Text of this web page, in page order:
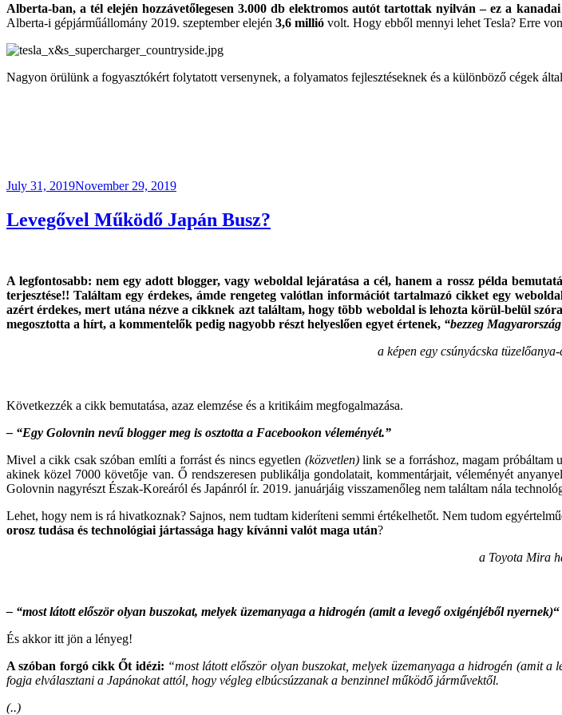
Alberta-ban, a tél elején hozzávetőlegesen 3.000 db elektromos autót tartottak nyilván – ez a
Alberta-i gépjárműállomány 2019. szeptember elején 3,6 millió volt. Hogy ebből mennyi lehet Tesla? Erre
Nagyon örülünk a fogyasztókért folytatott versenynek, a folyamatos fejlesztéseknek és a különböző cégek
Posted
July 31, 2019November 29, 2019
Levegővel Működő Japán Busz?
A legfontosabb: nem egy adott blogger, vagy weboldal lejáratása a cél, hanem a rossz példa
terjesztése!! Találtamegy érdekes, ámde rengeteg valótlan információt tartalmazó cikket egy
azért érdekes, mert utána nézve a cikknek azt találtam, hogy több weboldal is lehozta körül-belül
megosztotta a hírt, a kommentelők pedig nagyobb részt helyeslően egyet értenek, “bezzeg
a képen egy csúnyácska
Következzék a cikk bemutatása, azaz elemzése és a kritikáim megfogalmazása.
– “Egy Golovnin nevű blogger meg is osztotta a Facebookon véleményét.”
Mivel a cikk csak szóban említi a forrást és nincs egyetlen (közvetlen)link se a forráshoz, magam próbáltam
akinek közel 7000 követője van. Ő rendszeresen publikálja gondolatait, kommentárjait, véleményét
Golovnin nagyrészt Észak-Koreáról és Japánról ír. 2019. januárjáig visszamenőleg nem találtam nála
Lehet, hogy nem is rá hivatkoznak? Sajnos, nem tudtam kideríteni semmi értékelhetőt. Nem tudom
orosz tudása és technológiai jártassága hagy kívánni valót maga után?
a Toyota Mira
– “most látott először olyan buszokat, melyek üzemanyaga a hidrogén (amit a levegő oxigénjéből nyernek)“
És akkor itt jön a lényeg!
A szóban forgó cikk Őt idézi: “most látott először olyan buszokat, melyek üzemanyaga a hidrogén (amit
fogja elválasztani a Japánokat attól, hogy végleg elbúcsúzzanak a benzinnel működő járművektől.
(..)